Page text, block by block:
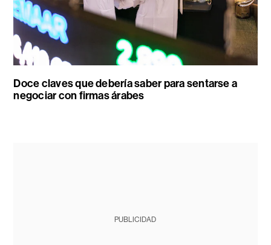
Doce claves que debería saber para sentarse a
negociar con firmas árabes
PUBLICIDAD